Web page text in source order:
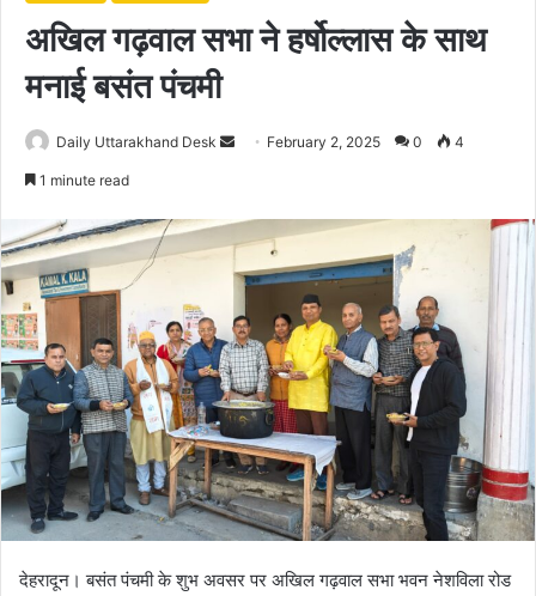
अखिल गढ़वाल सभा ने हर्षोल्लास के साथ
मनाई बसंत पंचमी
Daily Uttarakhand Desk
d
n
e
m
a
i
February 2, 2025 0 4
1 minute read
देहरादून। बसंत पंचमी के शुभ अवसर पर अखिल गढ़वाल सभा भवन नेशविला रोड